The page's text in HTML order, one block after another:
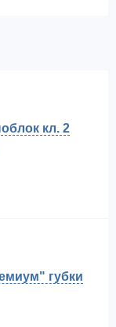
кл. 2
губки